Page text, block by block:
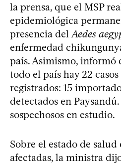
la prensa, que el MSP
epidemiológica
presencia del Aedes
enfermedad
país. Asimismo, informó
todo el país hay 22
registrados: 15
detectados en
sospechosos en estudio.
Sobre el estado de salud
afectadas, la ministra